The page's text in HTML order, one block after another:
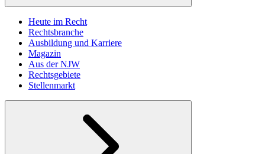
Heute im Recht
Rechtsbranche
Ausbildung und Karriere
Magazin
Aus der NJW
Rechtsgebiete
Stellenmarkt